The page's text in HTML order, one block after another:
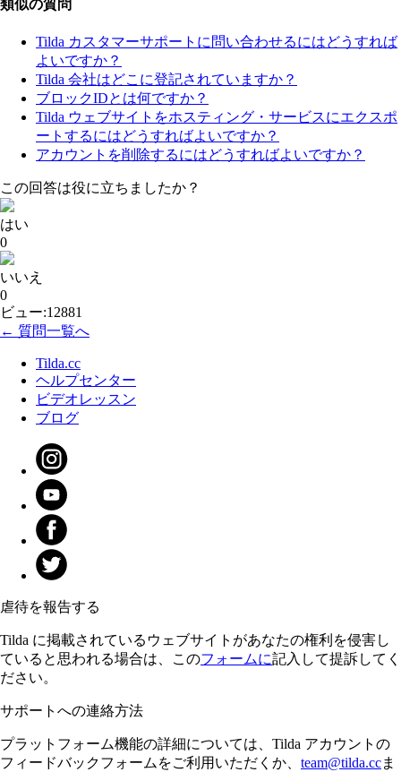
類似の質問
Tilda カスタマーサポートに問い合わせるにはどうすれば
よいですか？
Tilda 会社はどこに登記されていますか？
ブロックIDとは何ですか？
Tilda ウェブサイトをホスティング・サービスにエクスポ
ートするにはどうすればよいですか？
アカウントを削除するにはどうすればよいですか？
この回答は役に立ちましたか？
はい
0
いいえ
0
ビュー:12881
← 質問一覧へ
Tilda.cc
ヘルプセンター
ビデオレッスン
ブログ
虐待を報告する
Tilda に掲載されているウェブサイトがあなたの権利を侵害し
ていると思われる場合は、このフォームに記入して提訴してく
ださい。
サポートへの連絡方法
プラットフォーム機能の詳細については、Tilda アカウントの
フィードバックフォームをご利用いただくか、 team@tilda.ccま